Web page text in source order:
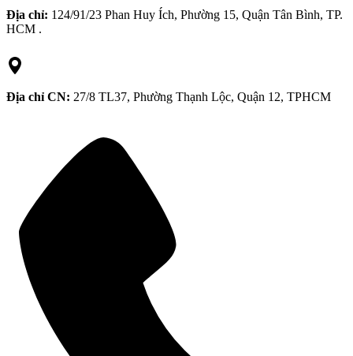
Địa chỉ: 124/91/23 Phan Huy Ích, Phường 15, Quận Tân Bình, TP.
HCM .
Địa chỉ CN: 27/8 TL37, Phường Thạnh Lộc, Quận 12, TPHCM